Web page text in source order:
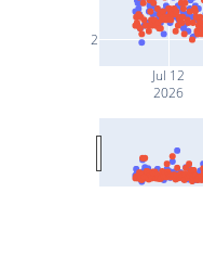
Jul 12
2026
2